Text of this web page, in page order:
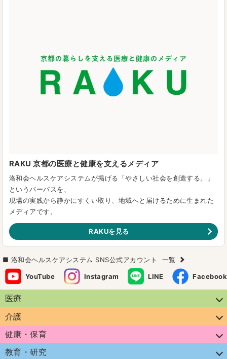
RAKU 京都の医療と健康を支えるメディア
洛和会ヘルスケアシステムが掲げる「やさしい社会を創造する。」
というパーパスを、
現場の実践から静かにすくい取り、地域へと届けるために生まれた
メディアです。
RAKUを見る
洛和会ヘルスケアシステム SNS公式アカウント 一覧
YouTube Instagram LINE Facebook
医療
介護
健康・保育
教育・研究